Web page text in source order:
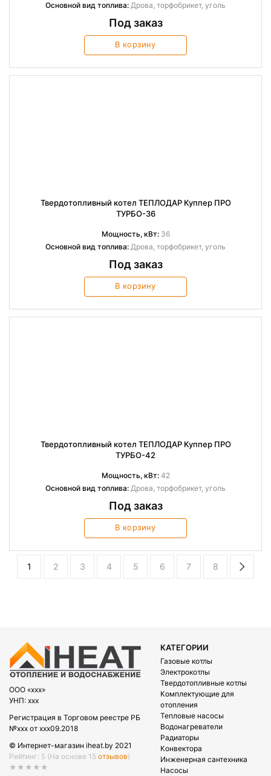
Основной вид топлива: Дрова, торфобрикет, уголь
Под заказ
В корзину
Твердотопливный котел ТЕПЛОДАР Куппер ПРО
ТУРБО-36
Мощность, кВт:36
Основной вид топлива: Дрова, торфобрикет, уголь
Под заказ
В корзину
Твердотопливный котел ТЕПЛОДАР Куппер ПРО
ТУРБО-42
Мощность, кВт:42
Основной вид топлива: Дрова, торфобрикет, уголь
Под заказ
В корзину
1 2 3 4 5 6 7 8
OOO «xxx»
УНП: xxx
Регистрация в Торговом реестре РБ
№xxx от xxx09.2018
© Интернет-магазин iheat.by 2021
Рейтинг: 5 (На основе 15 отзывов)
★★★★★
КАТЕГОРИИ
Газовые котлы
Электрокотлы
Твердотопливные котлы
Комплектующие для
отопления
Тепловые насосы
Водонагреватели
Радиаторы
Конвектора
Инженерная сантехника
Насосы